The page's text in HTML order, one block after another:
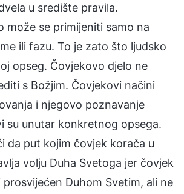
u središte pravila.
može se primijeniti samo na
ili fazu. To je zato što ljudsko
opseg. Čovjekovo djelo ne
s Božjim. Čovjekovi načini
i njegovo poznavanje
su unutar konkretnog opsega.
da put kojim čovjek korača u
volju Duha Svetoga jer čovjek
Duhom Svetim, ali ne